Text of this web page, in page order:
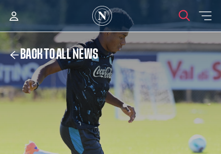
BACK TO ALL NEWS